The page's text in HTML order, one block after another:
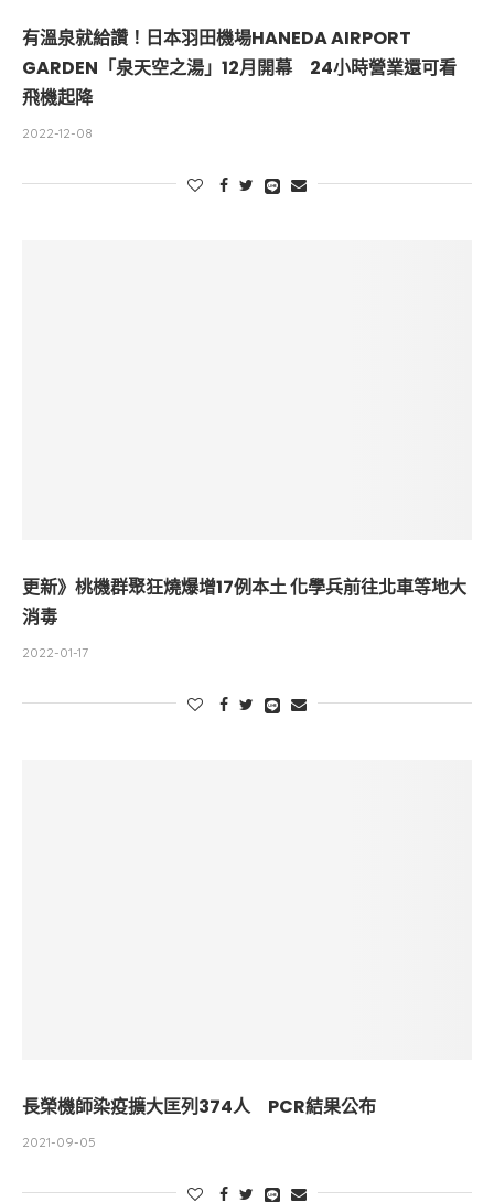
有溫泉就給讚！日本羽田機場HANEDA AIRPORT
GARDEN「泉天空之湯」12月開幕 24小時營業還可看
飛機起降
2022-12-08
更新》桃機群聚狂燒爆增17例本土 化學兵前往北車等地大
消毒
2022-01-17
長榮機師染疫擴大匡列374人 PCR結果公布
2021-09-05